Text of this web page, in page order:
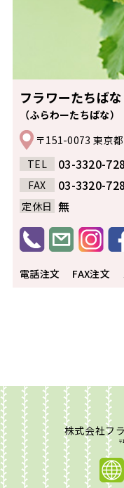
フラワーたちばな
（ふらわーたちばな）
〒151-0073 東京
TEL
03-3320-
FAX 03-3320-
定休日 無
電話注文 FAX注文
株式会社フ